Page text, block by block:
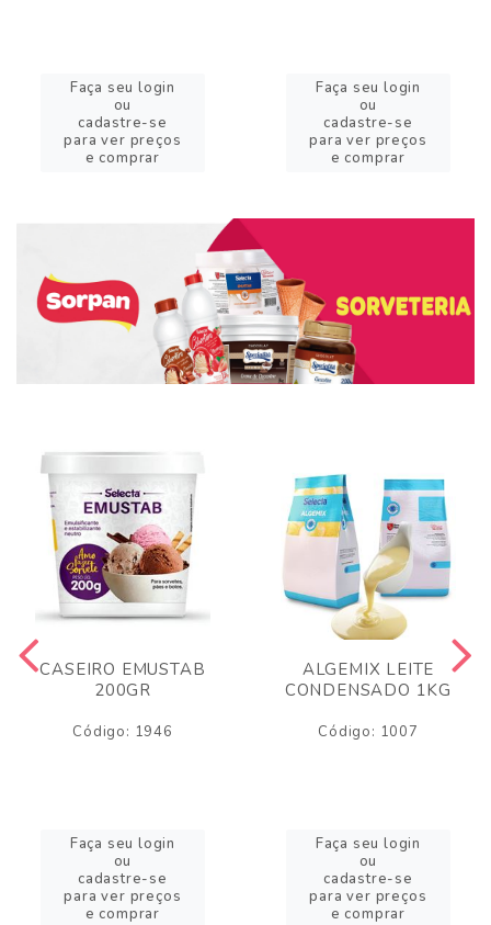
Faça seu login
ou
cadastre-se
para ver preços
e comprar
Faça seu login
ou
cadastre-se
para ver preços
e comprar
CASEIRO EMUSTAB
200GR
Código: 1946
Faça seu login
ou
cadastre-se
para ver preços
e comprar
ALGEMIX LEITE
CONDENSADO 1KG
Código: 1007
Faça seu login
ou
cadastre-se
para ver preços
e comprar